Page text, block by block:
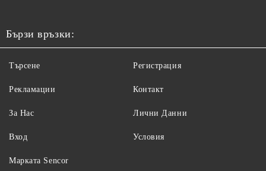
Бързи връзки:
Търсене
Рекламации
За Нас
Вход
Регистрация
Контакт
Лични Данни
Условия
Maрката Sencor